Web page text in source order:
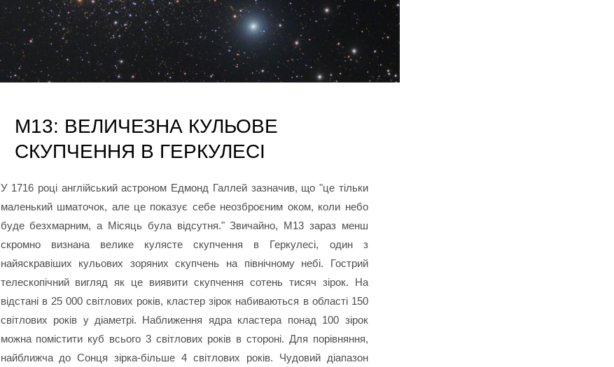
М13: ВЕЛИЧЕЗНА КУЛЬОВЕ
СКУПЧЕННЯ В ГЕРКУЛЕСІ
У 1716 році англійський астроном Едмонд Галлей зазначив, що "це тільки
маленький шматочок, але це показує себе неозброєним оком, коли небо
буде безхмарним, а Місяць була відсутня." Звичайно, М13 зараз менш
скромно визнана велике кулясте скупчення в Геркулесі, один з
найяскравіших кульових зоряних скупчень на північному небі. Гострий
телескопічний вигляд як це виявити скупчення сотень тисяч зірок. На
відстані в 25 000 світлових років, кластер зірок набиваються в області 150
світлових років у діаметрі. Наближення ядра кластера понад 100 зірок
можна помістити куб всього 3 світлових років в стороні. Для порівняння,
найближча до Сонця зірка-більше 4 світлових років. Чудовий діапазон